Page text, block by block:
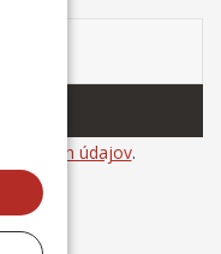
údajov.